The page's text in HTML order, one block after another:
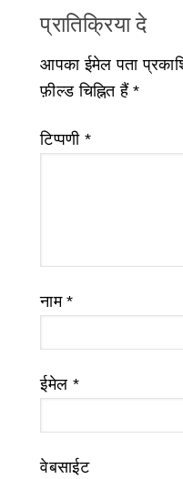
प्रातिक्रिया दे
आपका ईमेल पता
फ़ील्ड चिह्नित हैं*
टिप्पणी *
नाम*
ईमेल *
वेबसाईट